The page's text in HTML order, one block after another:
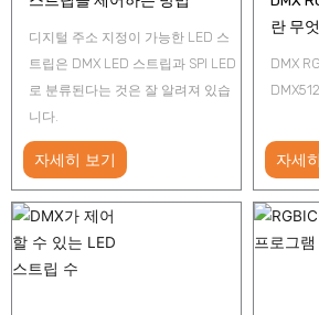
디지털 주소 지정이 가능한 LED 스
트립은 DMX LED 스트립과 SPI LED
로 분류된다는 것은 잘 알려져 있습
니다.
자세히 보기
란 무
DMX
자세